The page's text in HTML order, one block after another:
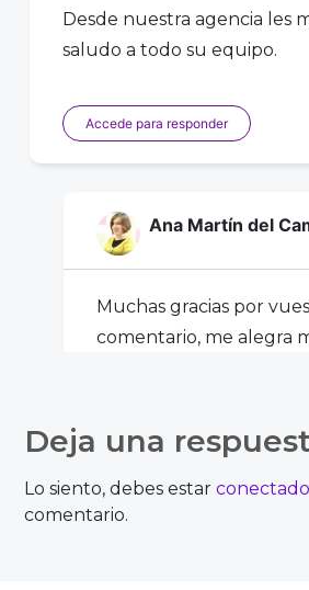
Desde nuestra agencia les
saludo a todo su equipo.
Accede para responder
Ana Martín del
Muchas gracias por
comentario, me alegra
Deja una
Lo siento, debes estarconectado
comentario.